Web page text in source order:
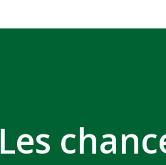
Les